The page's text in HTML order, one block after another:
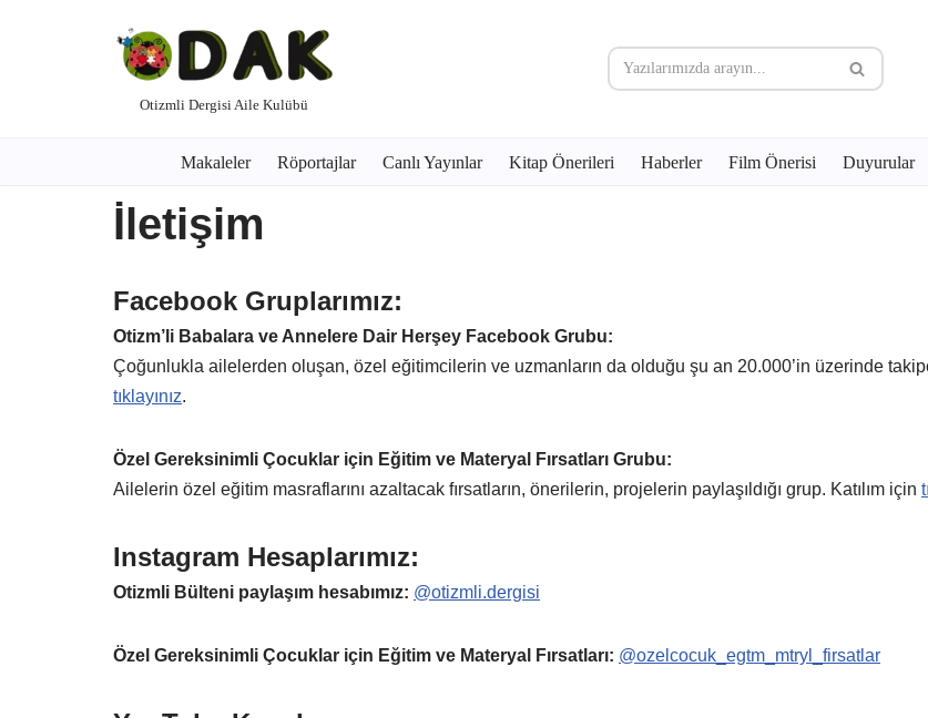
Otizmli Dergisi Aile Kulübü
Makaleler Röportajlar Canlı Yayınlar Kitap Önerileri Haberler Film Önerisi Duyurular
İletişim
Facebook Gruplarımız:
Otizm’li Babalara ve Annelere Dair Herşey Facebook Grubu:
Çoğunlukla ailelerden oluşan, özel eğitimcilerin ve uzmanların da olduğu şu an 20.000’in üzerinde
tıklayınız.
Özel Gereksinimli Çocuklar için Eğitim ve Materyal Fırsatları Grubu:
Ailelerin özel eğitim masraflarını azaltacak fırsatların, önerilerin, projelerin paylaşıldığı grup. Katılım için
Instagram Hesaplarımız:
Otizmli Bülteni paylaşım hesabımız: @otizmli.dergisi
Özel Gereksinimli Çocuklar için Eğitim ve Materyal Fırsatları: @ozelcocuk_egtm_mtryl_firsatlar